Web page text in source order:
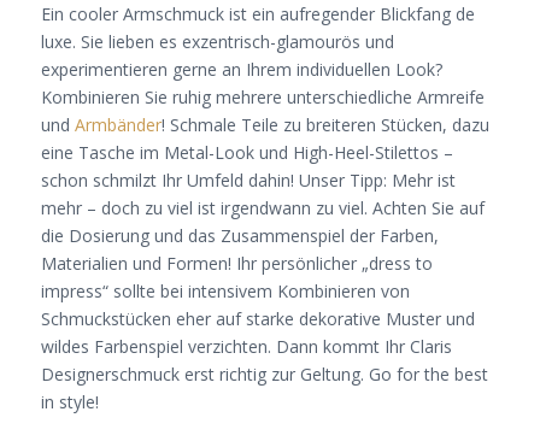
Ein cooler Armschmuck ist ein aufregender Blickfang de
luxe. Sie lieben es exzentrisch-glamourös und
experimentieren gerne an Ihrem individuellen Look?
Kombinieren Sie ruhig mehrere unterschiedliche Armreife
und Armbänder! Schmale Teile zu breiteren Stücken, dazu
eine Tasche im Metal-Look und High-Heel-Stilettos –
schon schmilzt Ihr Umfeld dahin! Unser Tipp: Mehr ist
mehr – doch zu viel ist irgendwann zu viel. Achten Sie auf
die Dosierung und das Zusammenspiel der Farben,
Materialien und Formen! Ihr persönlicher „dress to
impress“ sollte bei intensivem Kombinieren von
Schmuckstücken eher auf starke dekorative Muster und
wildes Farbenspiel verzichten. Dann kommt Ihr Claris
Designerschmuck erst richtig zur Geltung. Go for the best
in style!